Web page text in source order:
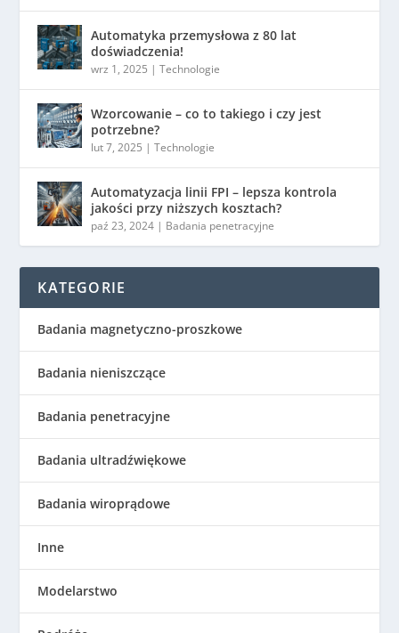
Automatyka przemysłowa z 80 lat
doświadczenia!
wrz 1, 2025 |Technologie
Wzorcowanie – co to takiego i czy jest
potrzebne?
lut 7, 2025 |Technologie
Automatyzacja linii FPI – lepsza kontrola
jakości przy niższych kosztach?
paź 23, 2024 | Badania penetracyjne
KATEGORIE
Badania magnetyczno-proszkowe
Badania nieniszczące
Badania penetracyjne
Badania ultradźwiękowe
Badania wiroprądowe
Inne
Modelarstwo